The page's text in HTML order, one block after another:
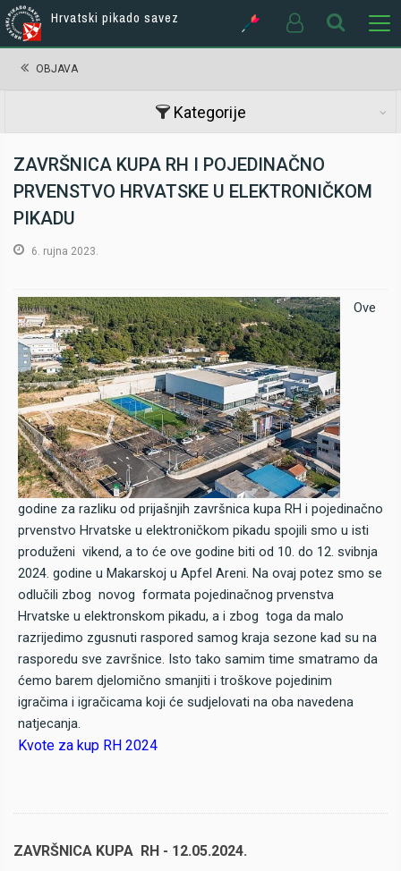
Hrvatski pikado savez
OBJAVA
Kategorije
ZAVRŠNICA KUPA RH I POJEDINAČNO
PRVENSTVO HRVATSKE U ELEKTRONIČKOM
PIKADU
6. rujna 2023.
Ove
godine za razliku od prijašnjih završnica kupa RH i pojedinačno
prvenstvo Hrvatske u elektroničkom pikadu spojili smo u isti
produženi vikend, a to će ove godine biti od 10. do 12. svibnja
2024. godine u Makarskoj u Apfel Areni. Na ovaj potez smo se
odlučili zbog novog formata pojedinačnog prvenstva
Hrvatske u elektronskom pikadu, a i zbog toga da malo
razrijedimo zgusnuti raspored samog kraja sezone kad su na
rasporedu sve završnice. Isto tako samim time smatramo da
ćemo barem djelomično smanjiti i troškove pojedinim
igračima i igračicama koji će sudjelovati na oba navedena
natjecanja.
Kvote za kup RH 2024
ZAVRŠNICA KUPA RH - 12.05.2024.